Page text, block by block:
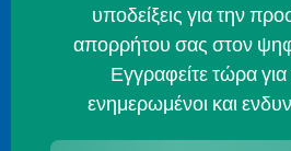
υποδείξεις για την
απορρήτου σας στον
Εγγραφείτε τώρα για
ενημερωμένοι και